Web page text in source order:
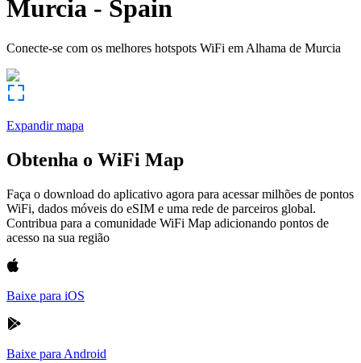
Murcia - Spain
Conecte-se com os melhores hotspots WiFi em Alhama de Murcia
Expandir mapa
Obtenha o WiFi Map
Faça o download do aplicativo agora para acessar milhões de pontos
WiFi, dados móveis do eSIM e uma rede de parceiros global.
Contribua para a comunidade WiFi Map adicionando pontos de
acesso na sua região
Baixe para iOS
Baixe para Android